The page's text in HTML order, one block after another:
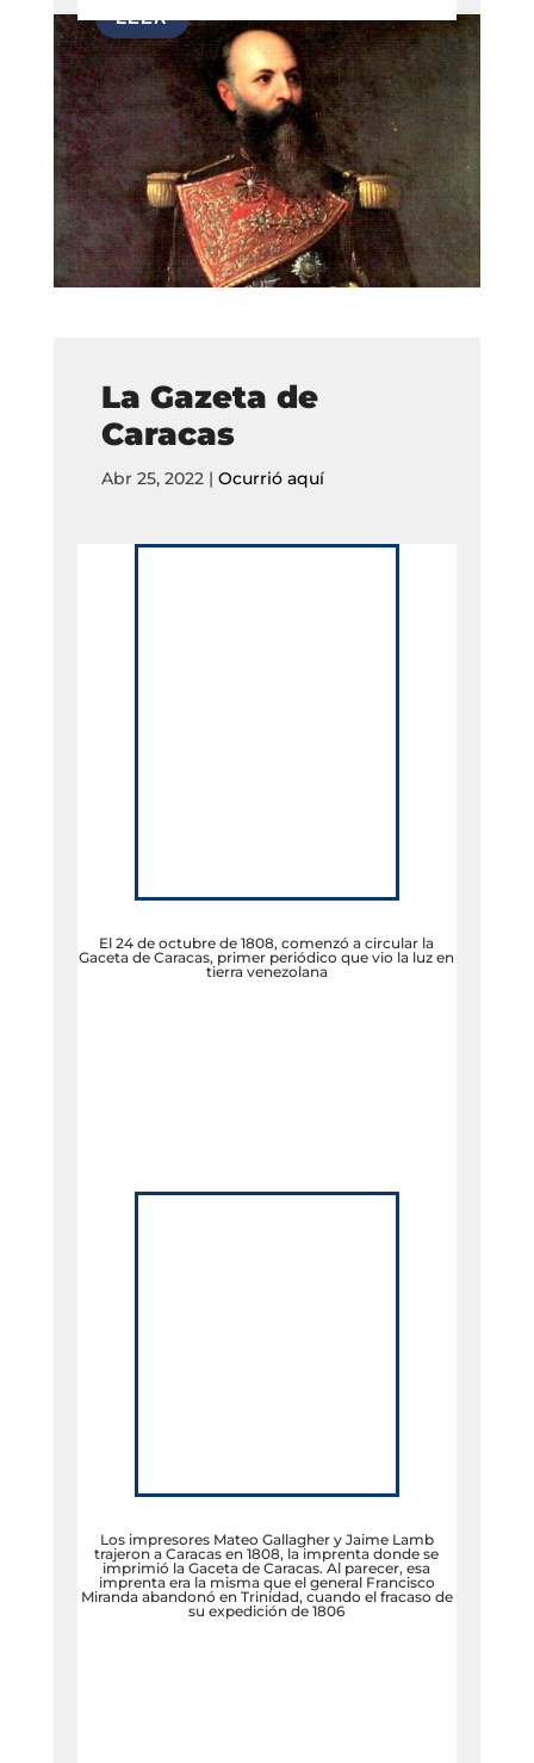
La Gazeta de
Caracas
Abr 25, 2022| Ocurrió aquí
El 24 de octubre de 1808, comenzó a circular la
Gaceta de Caracas, primer periódico que vio la luz en
tierra venezolana
Los impresores Mateo Gallagher y Jaime Lamb
trajeron a Caracas en 1808, la imprenta donde se
imprimió la Gaceta de Caracas. Al parecer, esa
imprenta era la misma que el general Francisco
Miranda abandonó en Trinidad, cuando el fracaso de
su expedición de 1806